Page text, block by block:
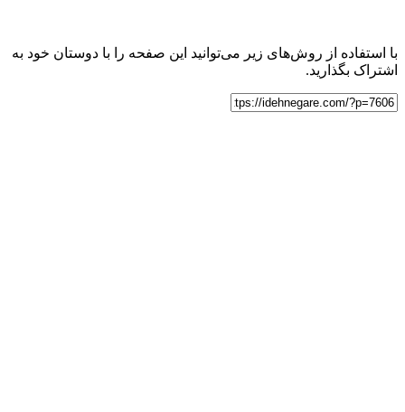
با استفاده از روش‌های زیر می‌توانید این صفحه را با دوستان خود به
اشتراک بگذارید.